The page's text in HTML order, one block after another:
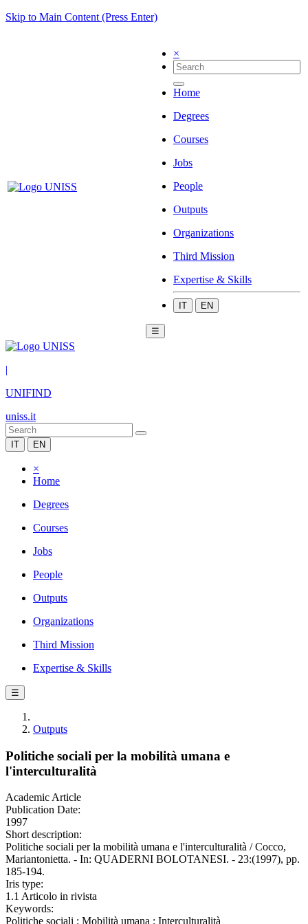
Skip to Main Content (Press Enter)
×
Home
Degrees
Courses
Jobs
People
Outputs
Organizations
Third Mission
Expertise & Skills
IT EN
☰
|
UNIFIND
uniss.it
IT EN
×
Home
Degrees
Courses
Jobs
People
Outputs
Organizations
Third Mission
Expertise & Skills
☰
Outputs
Politiche sociali per la mobilità umana e
l'interculturalità
Academic Article
Publication Date:
1997
Short description:
Politiche sociali per la mobilità umana e l'interculturalità / Cocco,
Mariantonietta. - In: QUADERNI BOLOTANESI. - 23:(1997), pp.
185-194.
Iris type:
1.1 Articolo in rivista
Keywords:
Politiche sociali ; Mobilità umana ; Interculturalità